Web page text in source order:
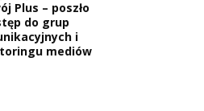
Plus – poszło
do grup
i
mediów